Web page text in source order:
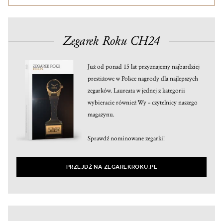
Zegarek Roku CH24
Już od ponad 15 lat przyznajemy najbardziej
prestiżowe w Polsce nagrody dla najlepszych
zegarków. Laureata w jednej z kategorii
wybieracie również Wy – czytelnicy naszego
magazynu.
Sprawdź nominowane zegarki!
PRZEJDŹ NA ZEGAREKROKU.PL